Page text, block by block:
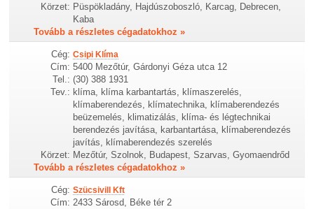
Körzet: Püspökladány, Hajdúszoboszló, Karcag, Debrecen,
Kaba
Tovább a részletes cégadatokhoz »
Cég: Csipi Klíma
Cím: 5400 Mezőtúr, Gárdonyi Géza utca 12
Tel.: (30) 388 1931
Tev.: klíma, klíma karbantartás, klímaszerelés,
klímaberendezés, klímatechnika, klímaberendezés
beüzemelés, klimatizálás, klíma- és légtechnikai
berendezés javítása, karbantartása, klímaberendezés
javítás, klímaberendezés szerelés
Körzet: Mezőtúr, Szolnok, Budapest, Szarvas, Gyomaendrőd
Tovább a részletes cégadatokhoz »
Cég: Szücsivill Kft
Cím: 2433 Sárosd, Béke tér 2